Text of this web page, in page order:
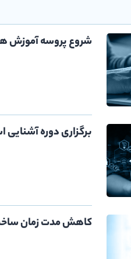
شروع پروسه آموزش
برگزاری دوره
کاهش مدت زمان